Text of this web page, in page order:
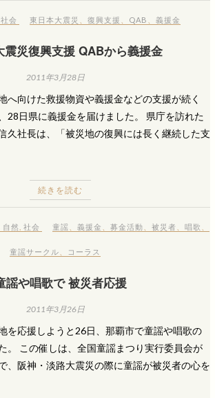
社会 東日本大震災 復興支援 QAB 義援金
震災復興支援 QABから義援金
2011年3月28日
へ向けた救援物資や義援金などの支援が続く
28日県に義援金を届けました。 県庁を訪れた
久社長は、「被災地の復興には長く継続した支
続きを読む
自然 ,社会 童謡 、義援金 、募金活動 、被災者 、唱歌
童謡サークル コーラス
謡や唱歌で 被災者応援
2011年3月26日
を応援しようと26日、那覇市で童謡や唱歌の
。 この催しは、全国童謡まつり実行委員会が
、阪神・淡路大震災の際に童謡が被災者の心を